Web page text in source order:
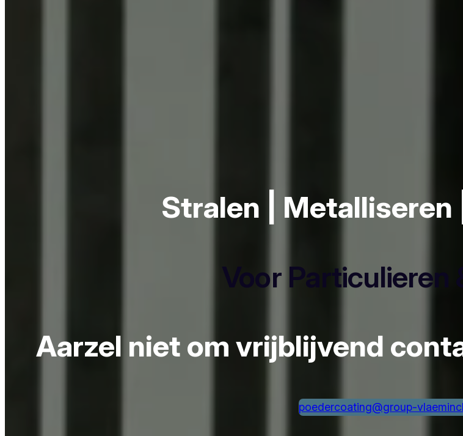
Stralen | Metalliseren
Voor
Aarzel niet om vrijblijvend
poedercoating@group-